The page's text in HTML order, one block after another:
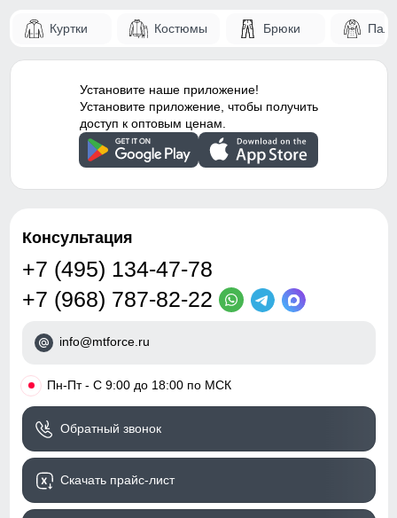
Куртки Костюмы Брюки
Установите наше приложение!
Установите приложение, чтобы получить
доступ к оптовым ценам.
Консультация
+7 (495) 134-47-78
+7 (968) 787-82-22
info@mtforce.ru
• Пн-Пт - С 9:00 до 18:00 по МСК
Обратный звонок
Скачать прайс-лист